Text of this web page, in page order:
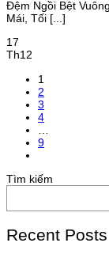
Đệm Ngồi Bệt
Mái, Tối [...]
17
Th12
1
2
3
4
9
Tìm kiếm
Recent Posts